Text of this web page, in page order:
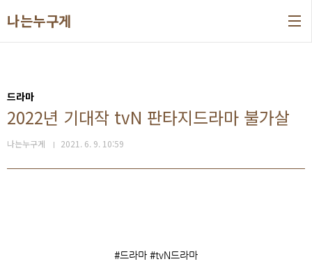
나는누구게
드라마
2022년 기대작 tvN 판타지드라마 불가살
나는누구게 2021. 6. 9. 10:59
#드라마 #tvN드라마